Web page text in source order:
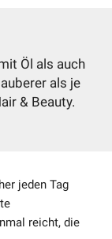
Öl als auch
als je
& Beauty.
jeden Tag
reicht, die